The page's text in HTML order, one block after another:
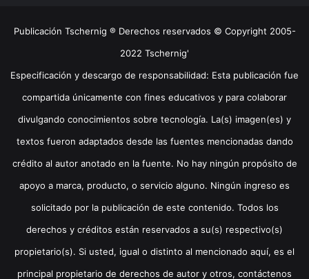
Publicación Tschernig ® Derechos reservados © Copyright 2005-
2022 Tschernig'
Especificación y descargo de responsabilidad: Esta publicación fue
compartida únicamente con fines educativos y para colaborar
divulgando conocimientos sobre tecnología. La(s) imagen(es) y
textos fueron adaptados desde las fuentes mencionadas dando
crédito al autor anotado en la fuente. No hay ningún propósito de
apoyo a marca, producto, o servicio alguno. Ningún ingreso es
solicitado por la publicación de este contenido. Todos los
derechos y créditos están reservados a su(s) respectivo(s)
propietario(s). Si usted, igual o distinto al mencionado aquí, es el
principal propietario de derechos de autor y otros, contáctenos